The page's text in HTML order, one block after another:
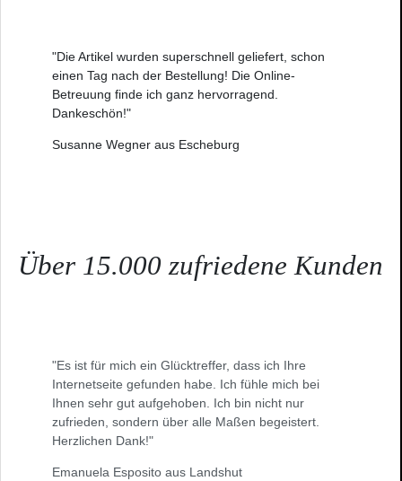
"Die Artikel wurden superschnell geliefert, schon
einen Tag nach der Bestellung! Die Online-
Betreuung finde ich ganz hervorragend.
Dankeschön!"
Susanne Wegner aus Escheburg
Über 15.000 zufriedene Kunden
"Es ist für mich ein Glücktreffer, dass ich Ihre
Internetseite gefunden habe. Ich fühle mich bei
Ihnen sehr gut aufgehoben. Ich bin nicht nur
zufrieden, sondern über alle Maßen begeistert.
Herzlichen Dank!"
Emanuela Esposito aus Landshut